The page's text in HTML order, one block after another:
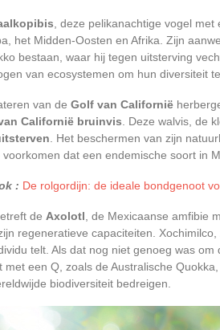
, deze pelikanachtige vogel
het Midden-Oosten en Afrika. Zijn
bestaan, waar hij tegen uitsterving
van ecosystemen om hun diversiteit
van de Golf van Californië
Californië bruinvis . Deze walvis, de
. Het beschermen van zijn
voorkomen dat een endemische soort in
: De rolgordijn: de ideale bondgenoot
de Axolotl , de Mexicaanse amfibie
regeneratieve capaciteiten.
telt. Als dat nog niet genoeg was
met een Q, zoals de Australische
biodiversiteit bedreigen.